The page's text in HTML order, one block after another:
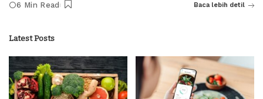
6 Min Read Baca lebih detil
Latest Posts